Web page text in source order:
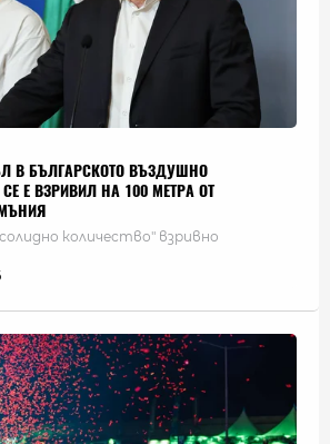
В БЪЛГАРСКОТО ВЪЗДУШНО
Е ВЗРИВИЛ НА 100 МЕТРА ОТ
количество" взривно